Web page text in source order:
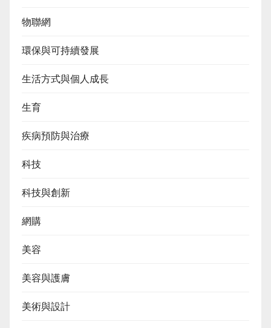
物聯網
環保與可持續發展
生活方式與個人成長
生育
疾病預防與治療
科技
科技與創新
網購
美容
美容與護膚
美術與設計